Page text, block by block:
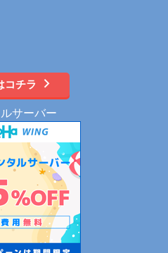
コチラ
サーバー